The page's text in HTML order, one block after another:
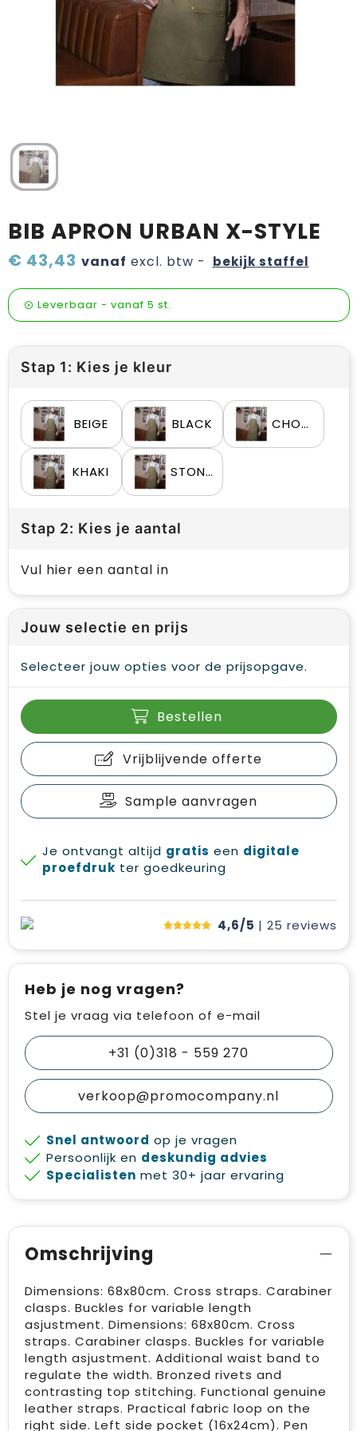
Verzorging & welness
Onderweg
Pasen
Sinterklaas artikelen
Wijn, bier en proeverij
Zomerpakketten
BIB APRON URBAN X-STYLE
€ 43,43 vanaf excl. btw - bekijk staffel
Leverbaar - vanaf 5 st.
Stap 1: Kies je kleur
BEIGE BLACK CHOCOLATE
KHAKI STONE GREY
Stap 2: Kies je aantal
Vul hier een aantal in
Jouw selectie en prijs
Selecteer jouw opties voor de prijsopgave.
Bestellen
Vrijblijvende offerte
Sample aanvragen
Je ontvangt altijd gratis een digitale
proefdruk ter goedkeuring
4,6/5 | 25 reviews
Heb je nog vragen?
Stel je vraag via telefoon of e-mail
+31 (0)318 - 559 270
verkoop@promocompany.nl
Snel antwoord op je vragen
Persoonlijk en deskundig advies
Specialisten met 30+ jaar ervaring
Omschrijving
Dimensions: 68x80cm. Cross straps. Carabiner
clasps. Buckles for variable length
asjustment. Dimensions: 68x80cm. Cross
straps. Carabiner clasps. Buckles for variable
length asjustment. Additional waist band to
regulate the width. Bronzed rivets and
contrasting top stitching. Functional genuine
leather straps. Practical fabric loop on the
right side. Left side pocket (16x24cm). Pen